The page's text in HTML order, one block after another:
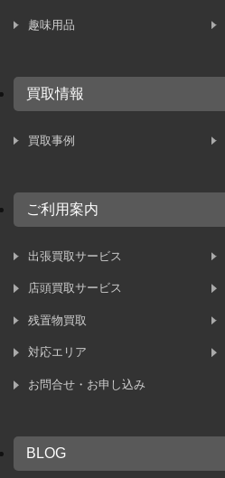
趣味用品
買取情報
買取事例
ご利用案内
出張買取サービス
店頭買取サービス
残置物買取
対応エリア
お問合せ・お申し込み
BLOG